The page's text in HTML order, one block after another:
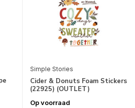
Simple Stories
Cider & Donuts Foam Stickers
(22925) (OUTLET)
Op voorraad